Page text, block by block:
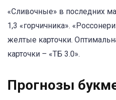
«Сливочные» в последних
1,3 «горчичника».
желтые карточки.
карточки – «ТБ 3.0».
Прогнозы